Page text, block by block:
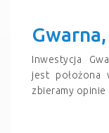
Inwestycja
jest położona
zbieramy